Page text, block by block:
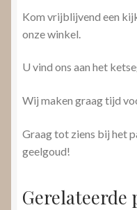
Kom vrijblijvend een
onze winkel.
U vind ons aan het
Wij maken graag tijd
Graag tot ziens bij het
geelgoud!
Gerelateerde